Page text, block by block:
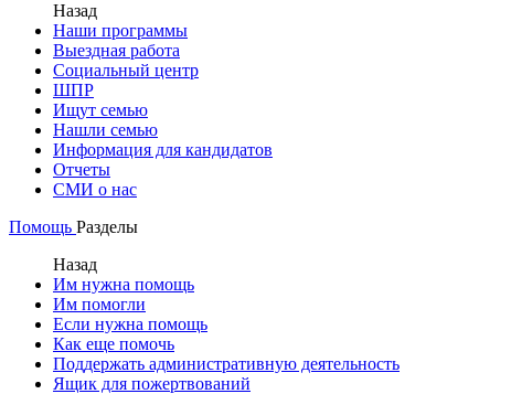
Назад
Наши программы
Выездная работа
Социальный центр
ШПР
Ищут семью
Нашли семью
Информация для кандидатов
Отчеты
СМИ о нас
Помощь Разделы
Назад
Им нужна помощь
Им помогли
Если нужна помощь
Как еще помочь
Поддержать административную деятельность
Ящик для пожертвований